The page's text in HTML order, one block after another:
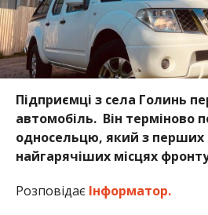
Підприємці з села Голинь
автомобіль. Він терміново
односельцю, який з перших
найгарячіших місцях
Розповідає Інформатор.